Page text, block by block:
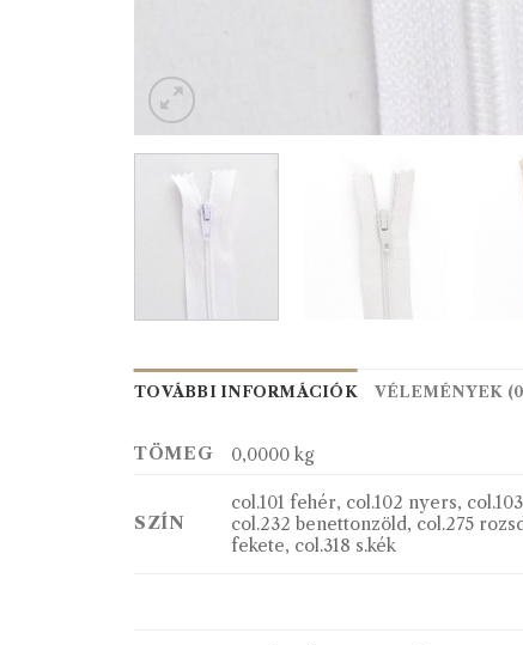
TOVÁBBI INFORMÁCIÓK VÉLEMÉNYEK
TÖMEG 0,0000 kg
SZÍN
col.101 fehér, col.102 nyers,
col.232 benettonzöld, col.275
fekete, col.318 s.kék